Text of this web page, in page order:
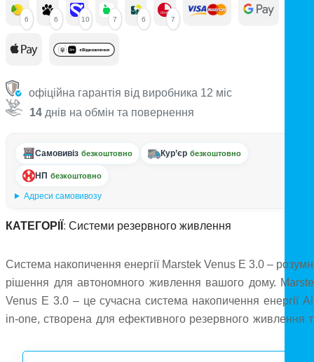
6 6 10 7 6 7
офіційна гарантія від виробника 12 міс
14 днів на обмін та повернення
Самовивіз безкоштовно Кур’єр безкоштовно
НП безкоштовно
Адреси самовивозу
КАТЕГОРІЇ : Системи резервного живлення
Система накопичення енергії Marstek Venus E 3.0 –
рішення для автономного живлення вашого дому.
Venus E 3.0 – це сучасна система накопичення енергії
in-one, створена для ефективного резервного живлення
чи офісі. Модель оснащена довговічною LiFePO4-